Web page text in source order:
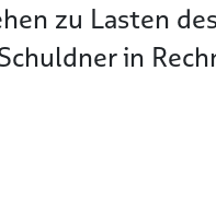
zu Lasten
in